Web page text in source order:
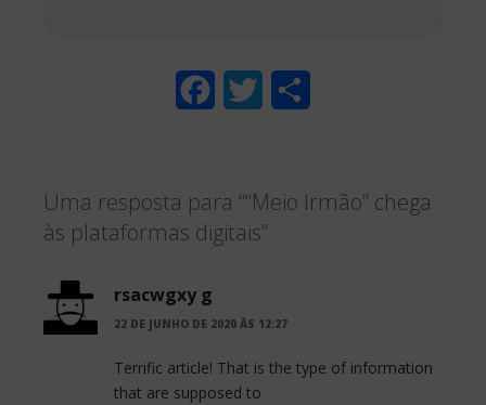
e
b
o
k
t
r
r
Uma resposta para ““Meio Irmão” chega
às plataformas digitais”
rsacwgxy g
22 DE JUNHO DE 2020 ÀS 12:27
Terrific article! That is the type of information
that are supposed to